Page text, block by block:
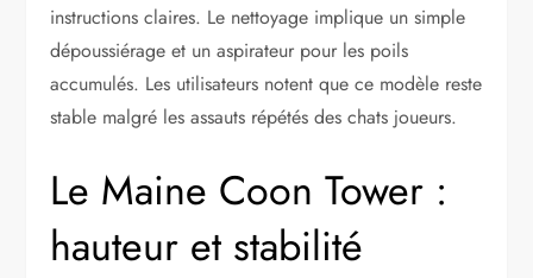
instructions claires. Le nettoyage implique un simple
dépoussiérage et un aspirateur pour les poils
accumulés. Les utilisateurs notent que ce modèle reste
stable malgré les assauts répétés des chats joueurs.
Le Maine Coon Tower :
hauteur et stabilité